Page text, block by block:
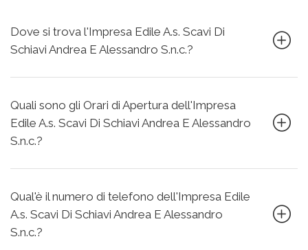
Dove si trova l'Impresa Edile A.s. Scavi Di
Schiavi Andrea E Alessandro S.n.c.?
Quali sono gli Orari di Apertura dell'Impresa
Edile A.s. Scavi Di Schiavi Andrea E Alessandro
S.n.c.?
Qual'è il numero di telefono dell'Impresa Edile
A.s. Scavi Di Schiavi Andrea E Alessandro
S.n.c.?